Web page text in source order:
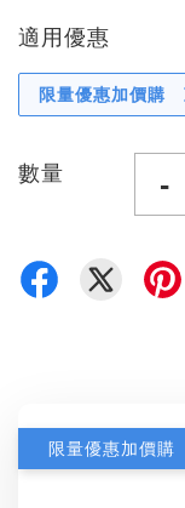
適用優惠
限量優惠加價購
數量 -
限量優惠加價購